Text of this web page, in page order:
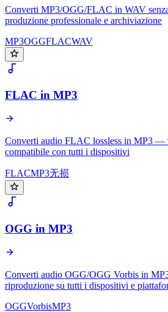
Converti MP3/OGG/FLAC in WAV
produzione professionale e archiviazione
MP3OGGFLACWAV
FLAC in MP3
Converti audio FLAC lossless in MP3 —
compatibile con tutti i dispositivi
FLACMP3无损
OGG in MP3
Converti audio OGG/OGG Vorbis in
riproduzione su tutti i dispositivi e
OGGVorbisMP3